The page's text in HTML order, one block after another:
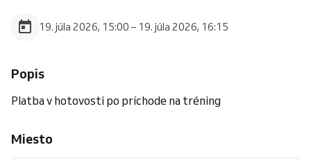
19. júla 2026, 15:00 – 19. júla 2026, 16:15
Popis
Platba v hotovosti po príchode na tréning
Miesto